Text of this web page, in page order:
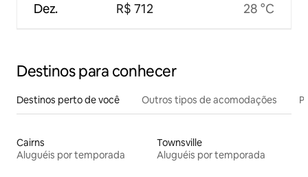
Dez. R$ 712 28 °C
Destinos para conhecer
Destinos perto de você Outros tipos de acomodações
Cairns
Aluguéis por temporada
Townsville
Aluguéis por temporada